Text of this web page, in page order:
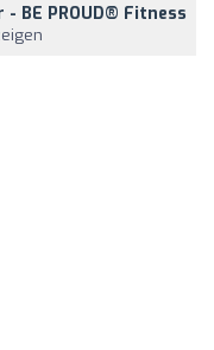
BE PROUD® Fitness